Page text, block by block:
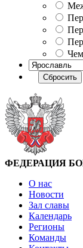
ФЕДЕРАЦИЯ
О нас
Новости
Зал славы
Календарь
Регионы
Команды